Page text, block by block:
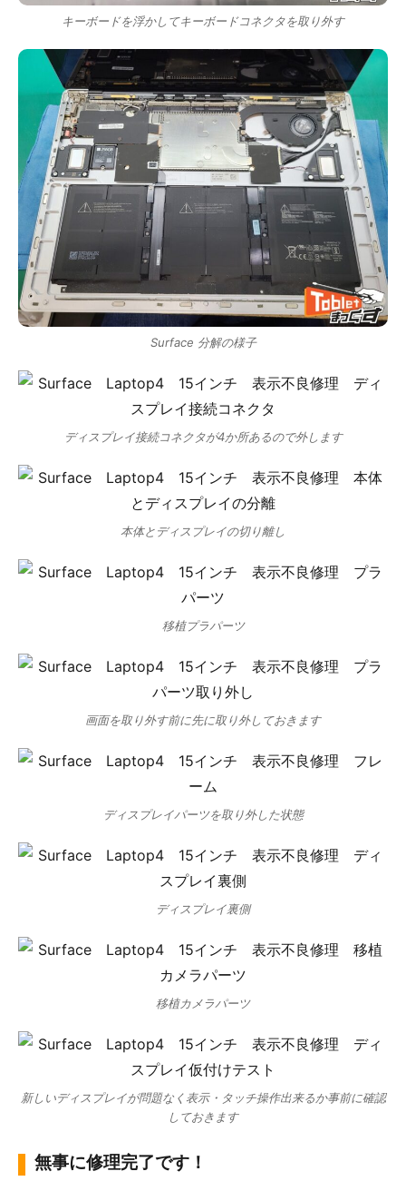
キーボードを浮かしてキーボードコネクタを取り外す
Surface 分解の様子
ディスプレイ接続コネクタが4か所あるので外します
本体とディスプレイの切り離し
移植プラパーツ
画面を取り外す前に先に取り外しておきます
ディスプレイパーツを取り外した状態
ディスプレイ裏側
移植カメラパーツ
新しいディスプレイが問題なく表示・タッチ操作出来るか事前に確認
しておきます
無事に修理完了です！